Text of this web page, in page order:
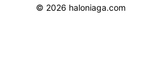
© 2026 haloniaga.com